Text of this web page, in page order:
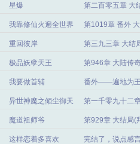
星爆 第二百零五章 大
我靠修仙火遍全世界 第1019章 番外
重回彼岸 第三九三章 大结
极品妖孽天王 第946章 大陆传
我要做首辅 番外——遍地为
异世神魔之倾尘御天
第一千零九十二
局）
魔道祖师爷 第929章 大结局(
这样恋着多喜欢 完结了，说点感